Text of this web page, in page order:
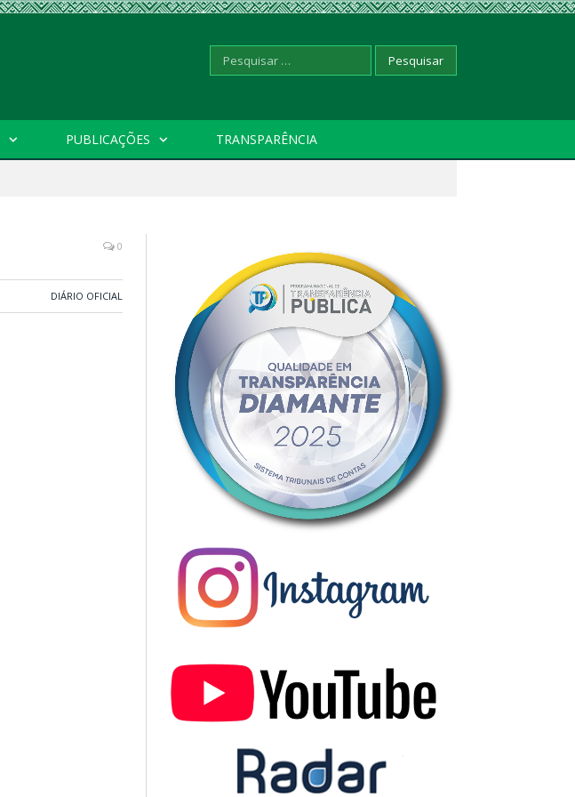
Pesquisar
PUBLICAÇÕES TRANSPARÊNCIA
0
DIÁRIO OFICIAL